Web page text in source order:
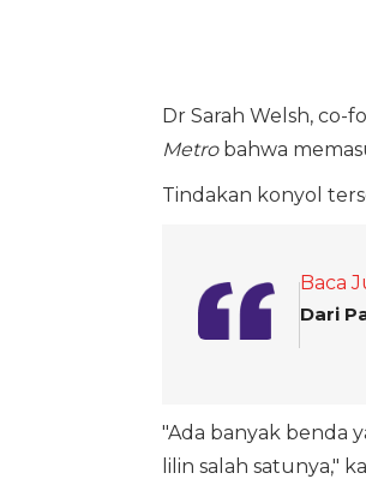
Dr Sarah Welsh, co-
Metrobahwa
Tindakan konyol
Baca
Dari
"Ada banyak benda
lilin salah satunya,"